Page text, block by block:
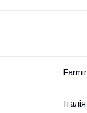
Італія